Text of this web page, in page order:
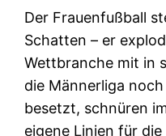
Der Frauenfußball
Schatten – er
Wettbranche mit in
die Männerliga
besetzt, schnüren
eigene Linien für